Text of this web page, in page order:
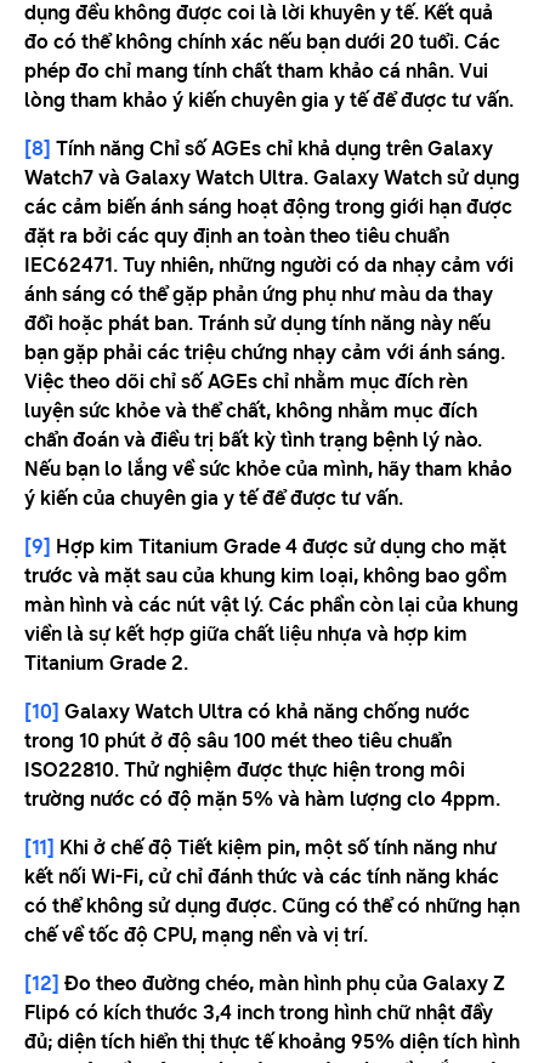
dụng đều không được coi là lời khuyên y tế. Kết quả
đo có thể không chính xác nếu bạn dưới 20 tuổi. Các
phép đo chỉ mang tính chất tham khảo cá nhân. Vui
lòng tham khảo ý kiến ​​chuyên gia y tế để được tư vấn.
[8] Tính năng Chỉ số AGEs chỉ khả dụng trên Galaxy
Watch7 và Galaxy Watch Ultra. Galaxy Watch sử dụng
các cảm biến ánh sáng hoạt động trong giới hạn được
đặt ra bởi các quy định an toàn theo tiêu chuẩn
IEC62471. Tuy nhiên, những người có da nhạy cảm với
ánh sáng có thể gặp phản ứng phụ như màu da thay
đổi hoặc phát ban. Tránh sử dụng tính năng này nếu
bạn gặp phải các triệu chứng nhạy cảm với ánh sáng.
Việc theo dõi chỉ số AGEs chỉ nhằm mục đích rèn
luyện sức khỏe và thể chất, không nhằm mục đích
chẩn đoán và điều trị bất kỳ tình trạng bệnh lý nào.
Nếu bạn lo lắng về sức khỏe của mình, hãy tham khảo
ý kiến ​​của chuyên gia y tế để được tư vấn.
[9] Hợp kim Titanium Grade 4 được sử dụng cho mặt
trước và mặt sau của khung kim loại, không bao gồm
màn hình và các nút vật lý. Các phần còn lại của khung
viền là sự kết hợp giữa chất liệu nhựa và hợp kim
Titanium Grade 2.
[10] Galaxy Watch Ultra có khả năng chống nước
trong 10 phút ở độ sâu 100 mét theo tiêu chuẩn
ISO22810. Thử nghiệm được thực hiện trong môi
trường nước có độ mặn 5% và hàm lượng clo 4ppm.
[11] Khi ở chế độ Tiết kiệm pin, một số tính năng như
kết nối Wi-Fi, cử chỉ đánh thức và các tính năng khác
có thể không sử dụng được. Cũng có thể có những hạn
chế về tốc độ CPU, mạng nền và vị trí.
[12] Đo theo đường chéo, màn hình phụ của Galaxy Z
Flip6 có kích thước 3,4 inch trong hình chữ nhật đầy
đủ; diện tích hiển thị thực tế khoảng 95% diện tích hình